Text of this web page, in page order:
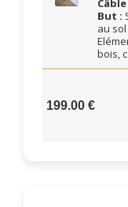
Câble
But :
au sol
bois,
199.00 €